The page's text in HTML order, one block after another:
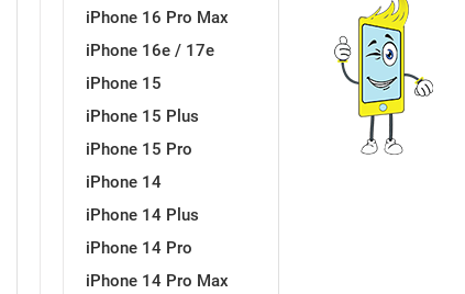
iPhone 16 Pro Max
iPhone 16e / 17e
iPhone 15
iPhone 15 Plus
iPhone 15 Pro
iPhone 14
iPhone 14 Plus
iPhone 14 Pro
iPhone 14 Pro Max
Unicorn kolekcija
Sleng
Univerzalne futrole i
maskice